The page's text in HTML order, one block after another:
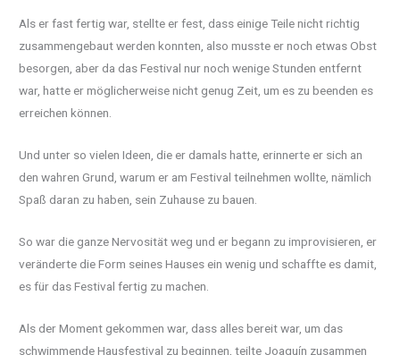
Als er fast fertig war, stellte er fest, dass einige Teile nicht richtig
zusammengebaut werden konnten, also musste er noch etwas Obst
besorgen, aber da das Festival nur noch wenige Stunden entfernt
war, hatte er möglicherweise nicht genug Zeit, um es zu beenden es
erreichen können.
Und unter so vielen Ideen, die er damals hatte, erinnerte er sich an
den wahren Grund, warum er am Festival teilnehmen wollte, nämlich
Spaß daran zu haben, sein Zuhause zu bauen.
So war die ganze Nervosität weg und er begann zu improvisieren, er
veränderte die Form seines Hauses ein wenig und schaffte es damit,
es für das Festival fertig zu machen.
Als der Moment gekommen war, dass alles bereit war, um das
schwimmende Hausfestival zu beginnen, teilte Joaquín zusammen